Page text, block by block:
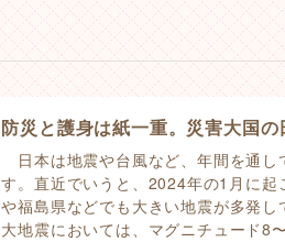
防災と護身は紙一重。災害大国の
日本は地震や台風など、年間を通し
す。直近でいうと、2024年の1月に
や福島県などでも大きい地震が多発
大地震においては、マグニチュード8